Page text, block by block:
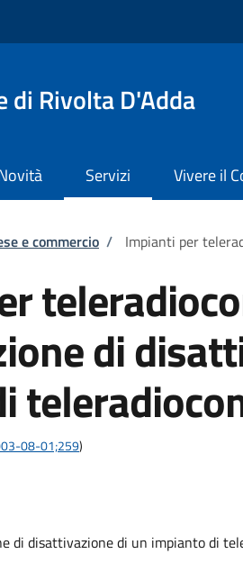
di Rivolta D'Adda
Servizi Vivere il
e commercio / Impianti per
di
08-01;259)
di disattivazione di un impianto di